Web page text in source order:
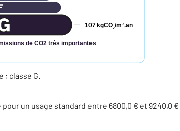
de CO2 très importantes
kgCO2/m 2.an
107
: classe G.
un usage standard entre 6800,0 € et 9240,0